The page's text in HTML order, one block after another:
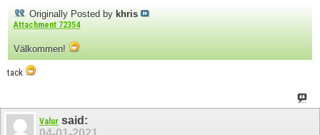
Originally Posted by khris
Attachment 72354
Välkommen!
tack
Valur said: